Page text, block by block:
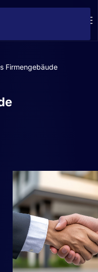
Firmengebäude